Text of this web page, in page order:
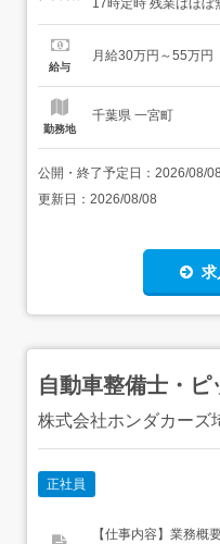
17時定時 残業はほぼ
者も 施工スタッフ&施工管理募集中!これまでの経験を活か
社に不動産部門があ
給与
月給30万円～55万円
勤務地
千葉県 一宮町
公開・終了予定日： 2026/08/08
更新日： 2026/08/08
求
自動車整備士・ピ
株式会社ホンダカーズ
正社員
【仕事内容】業務概